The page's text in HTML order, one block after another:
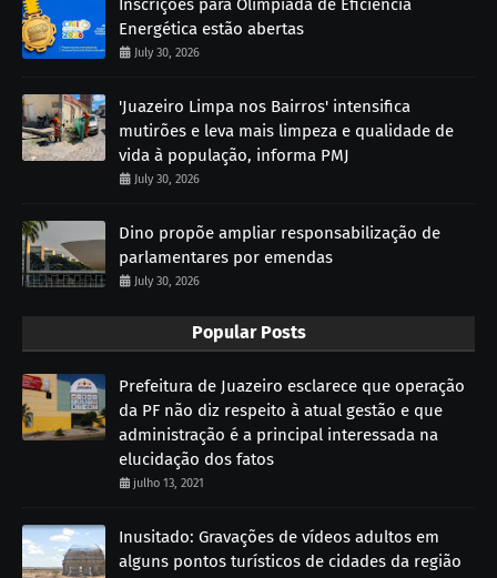
Inscrições para Olimpíada de Eficiência
Energética estão abertas
July 30, 2026
'Juazeiro Limpa nos Bairros' intensifica
mutirões e leva mais limpeza e qualidade de
vida à população, informa PMJ
July 30, 2026
Dino propõe ampliar responsabilização de
parlamentares por emendas
July 30, 2026
Popular Posts
Prefeitura de Juazeiro esclarece que operação
da PF não diz respeito à atual gestão e que
administração é a principal interessada na
elucidação dos fatos
julho 13, 2021
Inusitado: Gravações de vídeos adultos em
alguns pontos turísticos de cidades da região